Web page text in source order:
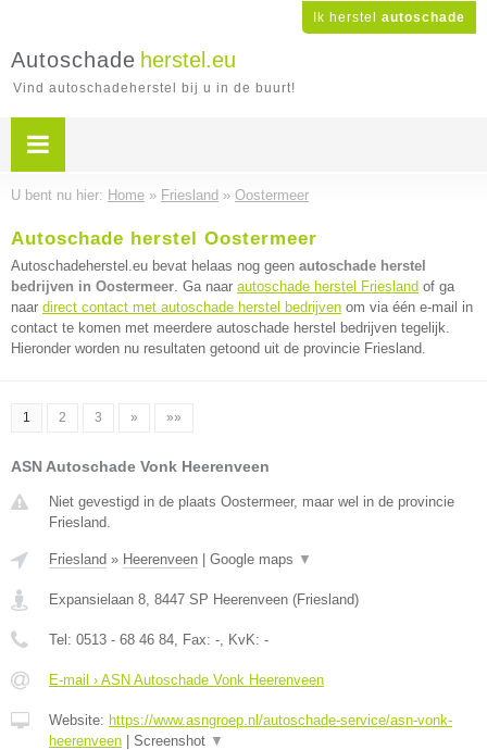
Ik herstel autoschade
Autoschade herstel.eu
Vind autoschadeherstel bij u in de buurt!
U bent nu hier: Home » Friesland » Oostermeer
Autoschade herstel Oostermeer
Autoschadeherstel.eu bevat helaas nog geen autoschade herstel
bedrijven in Oostermeer. Ga naar autoschade herstel Friesland of ga
naar direct contact met autoschade herstel bedrijven om via één e-mail in
contact te komen met meerdere autoschade herstel bedrijven tegelijk.
Hieronder worden nu resultaten getoond uit de provincie Friesland.
1 2 3 » »»
ASN Autoschade Vonk Heerenveen
Niet gevestigd in de plaats Oostermeer, maar wel in de provincie
Friesland.
Friesland » Heerenveen Google maps ▼
Expansielaan 8, 8447 SP Heerenveen (Friesland)
Tel: 0513 - 68 46 84, Fax: -, KvK: -
E-mail › ASN Autoschade Vonk Heerenveen
Website: https://www.asngroep.nl/autoschade-service/asn-vonk-
heerenveen
Screenshot ▼